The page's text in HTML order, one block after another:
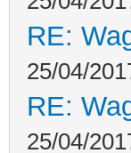
RE:
25/04/
RE:
25/04/